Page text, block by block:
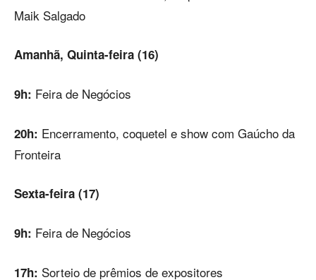
Maik Salgado
Amanhã, Quinta-feira (16)
9h: Feira de Negócios
20h: Encerramento, coquetel e show com Gaúcho da
Fronteira
Sexta-feira (17)
9h: Feira de Negócios
17h: Sorteio de prêmios de expositores